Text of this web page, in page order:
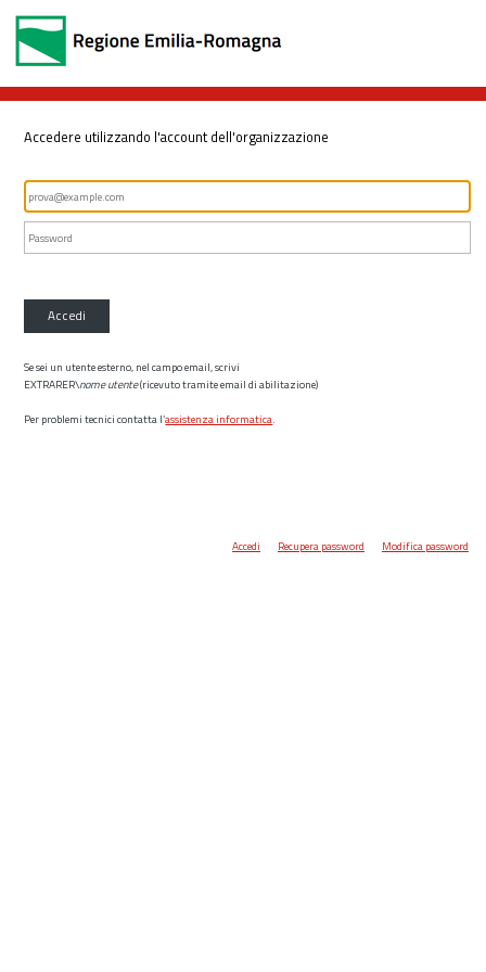
Accedere utilizzando l'account dell'organizzazione
Accedi
Se sei un utente esterno, nel campo email, scrivi
EXTRARER\nome utente(ricevuto tramite email di abilitazione)
Per problemi tecnici contatta l’assistenza informatica.
Accedi Recupera password Modifica password